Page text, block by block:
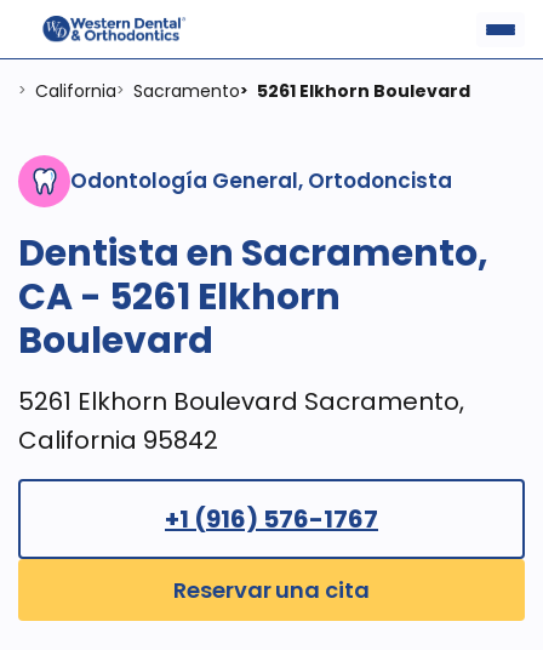
> California> Sacramento> 5261 Elkhorn Boulevard
Odontología General, Ortodoncista
Dentista en Sacramento,
CA - 5261 Elkhorn
Boulevard
5261 Elkhorn Boulevard Sacramento,
California 95842
Reservar una cita
+1 (916) 576-1767